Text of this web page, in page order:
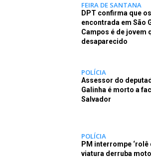
FEIRA DE SANTANA
DPT confirma que
encontrada em São
Campos é de jovem
desaparecido
POLÍCIA
Assessor do
Galinha é morto a
Salvador
POLÍCIA
PM interrompe ‘rolê
viatura derruba